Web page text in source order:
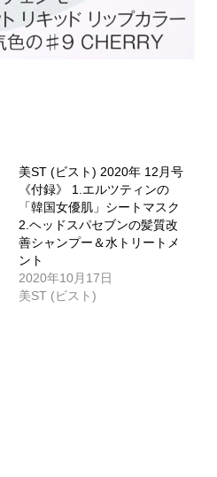
美ST (ビスト) 2020年 12月号
《付録》 1.エルツティンの
「韓国女優肌」シートマスク
2.ヘッドスパセブンの髪質改
善シャンプー＆水トリートメ
ント
2020年10月17日
美ST (ビスト)